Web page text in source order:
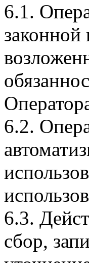
6.1.
законной
6.2.
6.3.
сбор,